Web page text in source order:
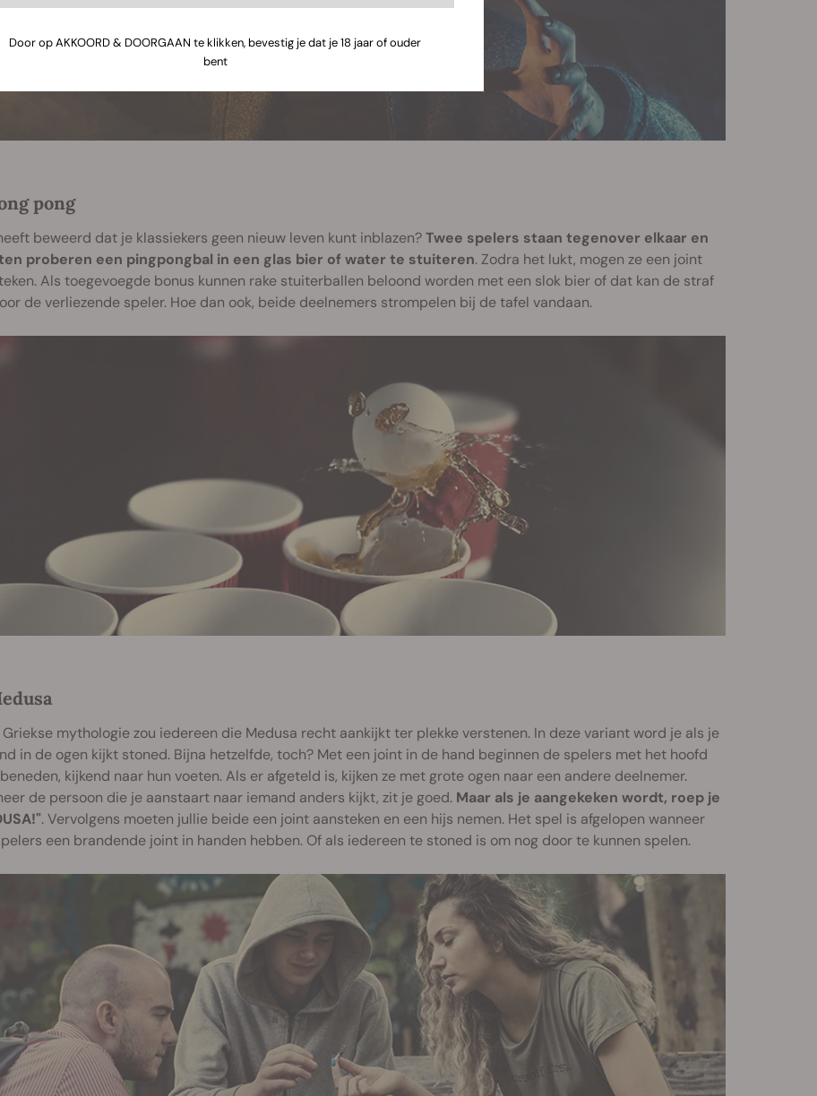
pong
beweerd dat je klassiekers geen nieuw leven kunt inblazen?Twee spelers staan tegenover elkaar en
proberen een pingpongbal in een glas bier of water te stuiteren. Zodra het lukt, mogen ze een joint
Als toegevoegde bonus kunnen rake stuiterballen beloond worden met een slok bier of dat kan de straf
de verliezende speler. Hoe dan ook, beide deelnemers strompelen bij de tafel vandaan.
Griekse mythologie zou iedereen die Medusa recht aankijkt ter plekke verstenen. In deze variant word je als je
in de ogen kijkt stoned. Bijna hetzelfde, toch? Met een joint in de hand beginnen de spelers met het hoofd
kijkend naar hun voeten. Als er afgeteld is, kijken ze met grote ogen naar een andere deelnemer.
de persoon die je aanstaart naar iemand anders kijkt, zit je goed. Maar als je aangekeken wordt, roep je
. Vervolgens moeten jullie beide een joint aansteken en een hijs nemen. Het spel is afgelopen wanneer
een brandende joint in handen hebben. Of als iedereen te stoned is om nog door te kunnen spelen.
Door op AKKOORD & DOORGAAN te klikken, bevestig je dat je 18 jaar of ouder
bent